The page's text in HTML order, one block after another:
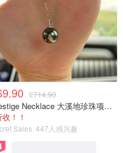
£714.90
Prestige Necklace 大溪地珍珠项链 10-11mm
！！
Sales 447人感兴趣